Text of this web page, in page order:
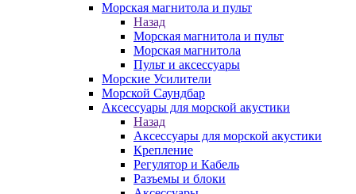
Морская магнитола и пульт
Назад
Морская магнитола и пульт
Морская магнитола
Пульт и аксессуары
Морские Усилители
Морской Cаундбар
Аксессуары для морской акустики
Назад
Аксессуары для морской акустики
Крепление
Регулятор и Кабель
Разъемы и блоки